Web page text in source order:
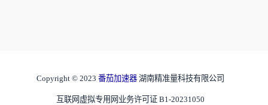
Copyright © 2023 番茄加速器 湖南精准量科技有限公司
互联网虚拟专用网业务许可证 B1-20231050